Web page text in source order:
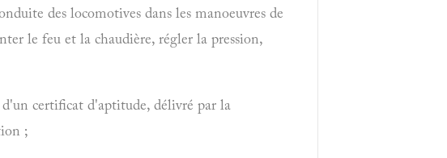
des locomotives dans les manoeuvres de
le feu et la chaudière, régler la pression,
d'un certificat d'aptitude, délivré par la
;